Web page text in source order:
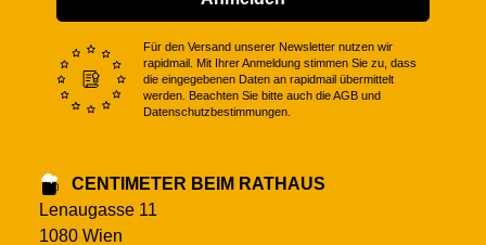
Für den Versand unserer Newsletter nutzen wir
rapidmail. Mit Ihrer Anmeldung stimmen Sie zu, dass
die eingegebenen Daten an rapidmail übermittelt
werden. Beachten Sie bitte auch die AGB und
Datenschutzbestimmungen.
CENTIMETER BEIM RATHAUS
Lenaugasse 11
1080 Wien